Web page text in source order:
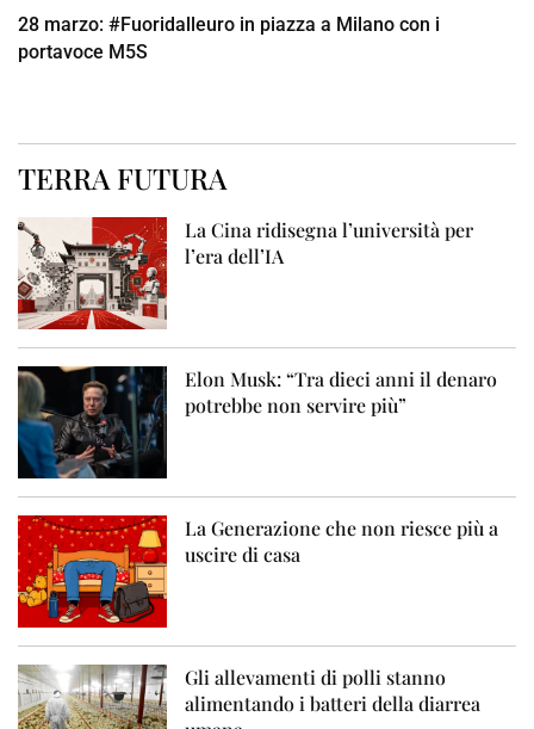
28 marzo: #Fuoridalleuro in piazza a Milano con i
portavoce M5S
TERRA FUTURA
La Cina ridisegna l’università per
l’era dell’IA
Elon Musk: “Tra dieci anni il denaro
potrebbe non servire più”
La Generazione che non riesce più a
uscire di casa
Gli allevamenti di polli stanno
alimentando i batteri della diarrea